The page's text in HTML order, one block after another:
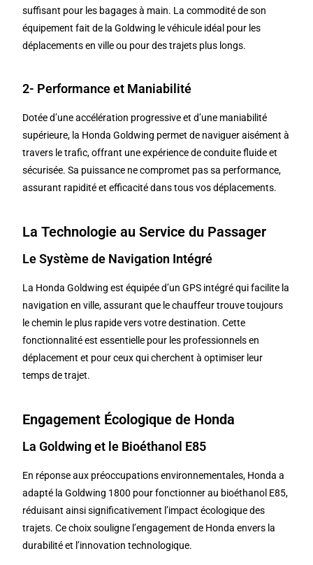
suffisant pour les bagages à main. La commodité de son
équipement fait de la Goldwing le véhicule idéal pour les
déplacements en ville ou pour des trajets plus longs.
2- Performance et Maniabilité
Dotée d’une accélération progressive et d’une maniabilité
supérieure, la Honda Goldwing permet de naviguer aisément à
travers le trafic, offrant une expérience de conduite fluide et
sécurisée. Sa puissance ne compromet pas sa performance,
assurant rapidité et efficacité dans tous vos déplacements.
La Technologie au Service du Passager
Le Système de Navigation Intégré
La Honda Goldwing est équipée d’un GPS intégré qui facilite la
navigation en ville, assurant que le chauffeur trouve toujours
le chemin le plus rapide vers votre destination. Cette
fonctionnalité est essentielle pour les professionnels en
déplacement et pour ceux qui cherchent à optimiser leur
temps de trajet.
Engagement Écologique de Honda
La Goldwing et le Bioéthanol E85
En réponse aux préoccupations environnementales, Honda a
adapté la Goldwing 1800 pour fonctionner au bioéthanol E85,
réduisant ainsi significativement l’impact écologique des
trajets. Ce choix souligne l’engagement de Honda envers la
durabilité et l’innovation technologique.